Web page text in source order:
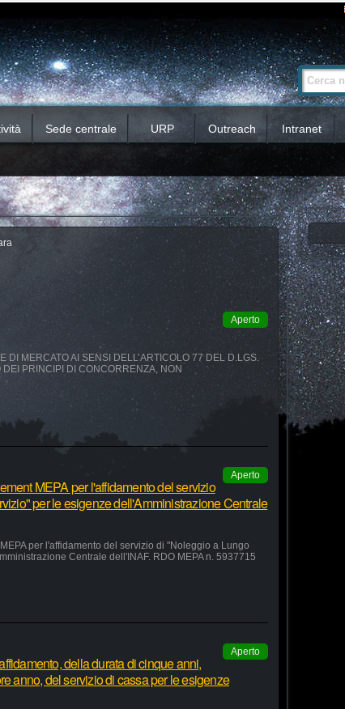
Cerca nel sito
Ricerca
avanzata…
Sede centrale URP Outreach Intranet
Aperto
DI MERCATO AI SENSI DELL’ARTICOLO 77 DEL D.LGS.
PRINCIPI DI CONCORRENZA, NON
Aperto
MEPA per l'affidamento del servizio
per le esigenze dell'Amministrazione Centrale
per l'affidamento del servizio di "Noleggio a Lungo
Centrale dell'INAF. RDO MEPA n. 5937715
Aperto
della durata di cinque anni,
anno, del servizio di cassa per le esigenze